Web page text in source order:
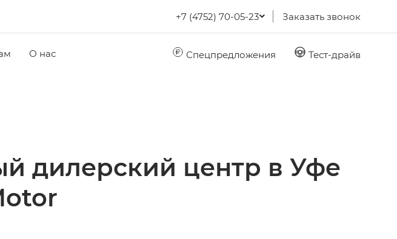
+7 (4752) 70-05-23 Заказать звонок
О нас Спецпредложения Тест-драйв
дилерский центр в Уфе